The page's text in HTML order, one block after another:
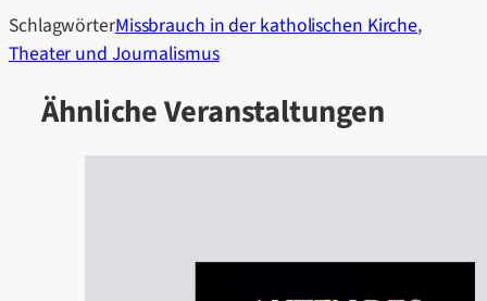
SchlagwörterMissbrauch in der katholischen Kirche,
Theater und Journalismus
Ähnliche Veranstaltungen